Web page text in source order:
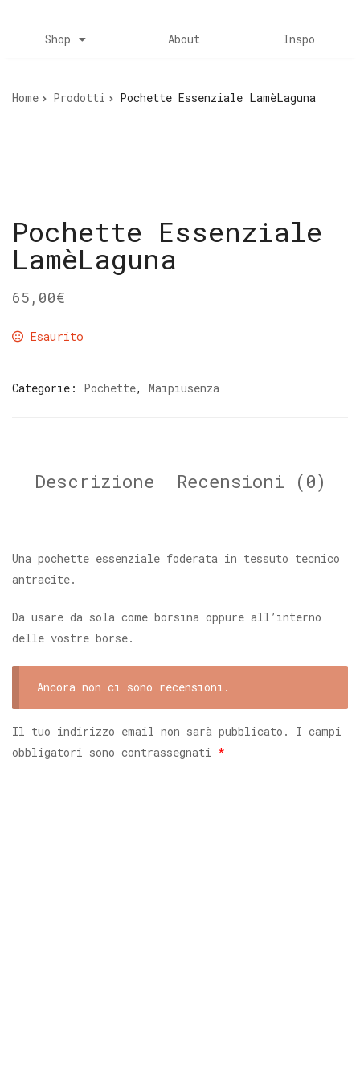
Shop About Inspo
Home Prodotti Pochette Essenziale LamèLaguna
Pochette Essenziale
LamèLaguna
65,00€
Esaurito
Categorie: Pochette, Maipiusenza
Descrizione Recensioni (0)
Una pochette essenziale foderata in tessuto tecnico
antracite.
Da usare da sola come borsina oppure all’interno
delle vostre borse.
Ancora non ci sono recensioni.
Il tuo indirizzo email non sarà pubblicato.
I campi
obbligatori sono contrassegnati *